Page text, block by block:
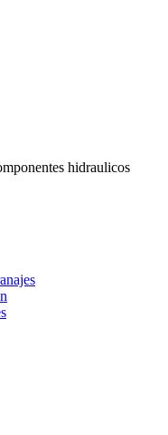
hidraulicos